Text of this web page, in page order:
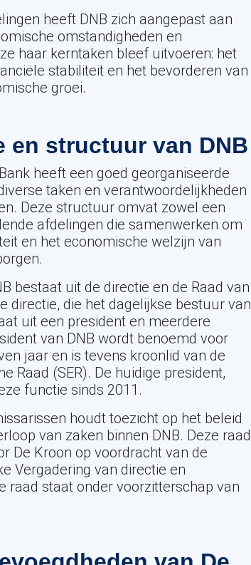
heeft DNB zich aangepast aan
omstandigheden en
haar kerntaken bleef uitvoeren: het
stabiliteit en het bevorderen van
groei.
en structuur van DNB
heeft een goed georganiseerde
taken en verantwoordelijkheden
Deze structuur omvat zowel een
afdelingen die samenwerken om
en het economische welzijn van
bestaat uit de directie en de Raad van
directie, die het dagelijkse bestuur van
uit een president en meerdere
van DNB wordt benoemd voor
jaar en is tevens kroonlid van de
Raad (SER). De huidige president,
functie sinds 2011.
houdt toezicht op het beleid
van zaken binnen DNB. Deze raad
De Kroon op voordracht van de
Vergadering van directie en
raad staat onder voorzitterschap van